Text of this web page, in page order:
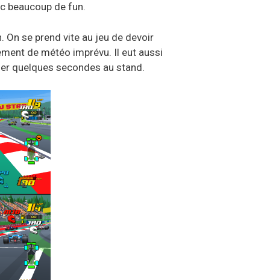
beaucoup de fun.
On se prend vite au jeu de devoir
de météo imprévu. Il eut aussi
quelques secondes au stand.